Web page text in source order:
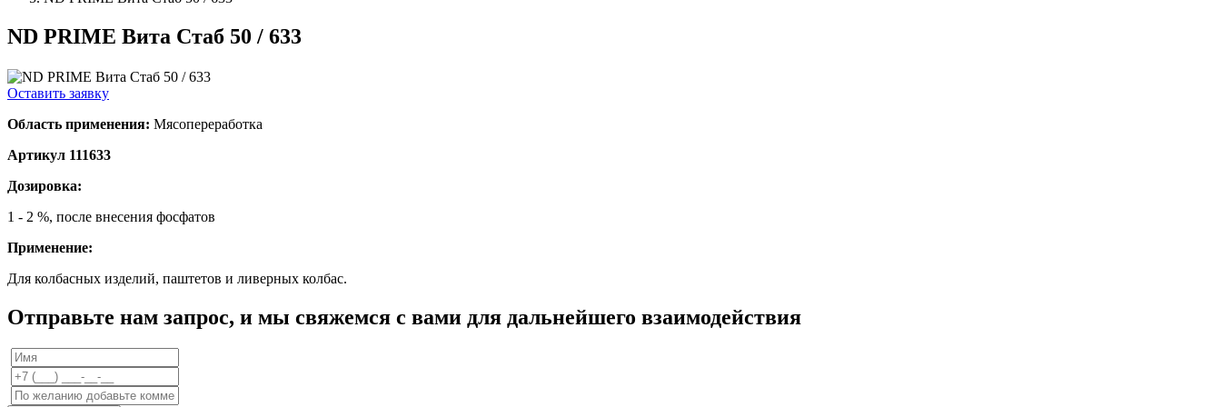
ND PRIME Вита Стаб 50 / 633
Оставить заявку
Область применения: Мясопереработка
Артикул 111633
Дозировка:
1 - 2 %, после внесения фосфатов
Применение:
Для колбасных изделий, паштетов и ливерных колбас.
Отправьте нам запрос, и мы свяжемся с вами для дальнейшего взаимодействия